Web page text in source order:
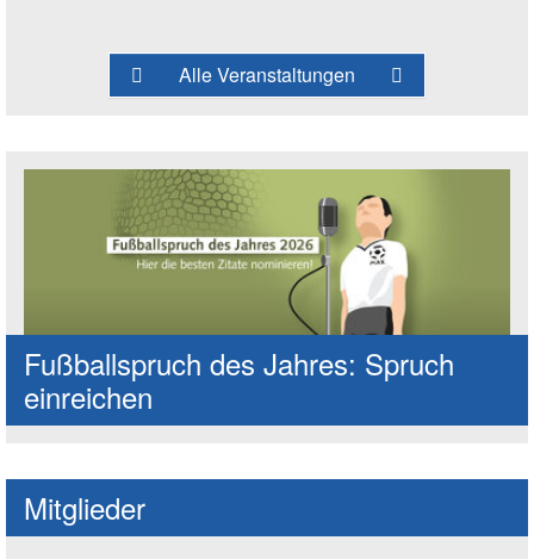
Alle Veranstaltungen
Fußballspruch des Jahres: Spruch
einreichen
Mitglieder